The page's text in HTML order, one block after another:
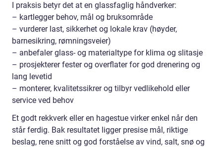
I praksis betyr det at en glassfaglig håndverker:
– kartlegger behov, mål og bruksområde
– vurderer last, sikkerhet og lokale krav (høyder,
barnesikring, rømningsveier)
– anbefaler glass- og materialtype for klima og slitasje
– prosjekterer fester og overflater for god drenering og
lang levetid
– monterer, kvalitetssikrer og tilbyr vedlikehold eller
service ved behov
Et godt rekkverk eller en hagestue virker enkel når den
står ferdig. Bak resultatet ligger presise mål, riktige
beslag, rene snitt og god forståelse av vind, salt, snø og